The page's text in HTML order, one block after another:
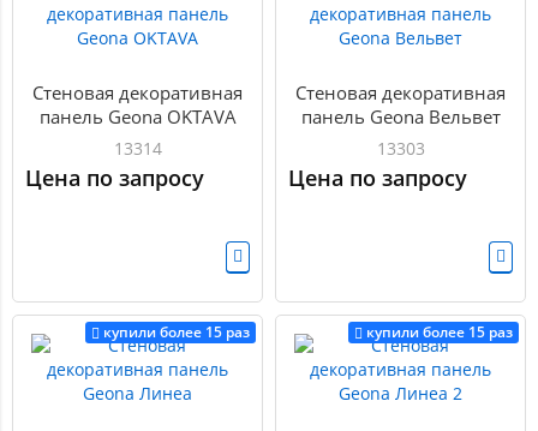
Стеновая декоративная
панель Geona OKTAVA
13314
Цена по запросу
Стеновая декоративная
панель Geona Вельвет
13303
Цена по запросу
купили более 15 раз купили более 15 раз